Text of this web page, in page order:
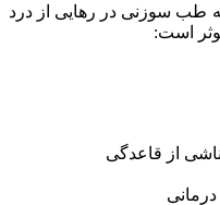
طب سوزنی در رهایی از درد
است:
از قاعدگی